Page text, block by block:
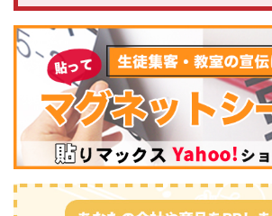
コンピュータ・科学(441)